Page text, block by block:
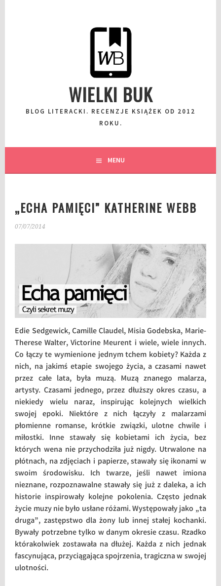
WIELKI BUK
BLOG LITERACKI. RECENZJE KSIĄŻEK OD 2012
ROKU.
MENU
„ECHA PAMIĘCI” KATHERINE WEBB
07/07/2014
Edie Sedgewick, Camille Claudel, Misia Godebska, Marie-
Therese Walter, Victorine Meurent i wiele, wiele innych.
Co łączy te wymienione jednym tchem kobiety? Każda z
nich, na jakimś etapie swojego życia, a czasami nawet
przez całe lata, była muzą. Muzą znanego malarza,
artysty. Czasami jednego, przez dłuższy okres czasu, a
niekiedy wielu naraz, inspirując kolejnych wielkich
swojej epoki. Niektóre z nich łączyły z malarzami
płomienne romanse, krótkie związki, ulotne chwile i
miłostki. Inne stawały się kobietami ich życia, bez
których wena nie przychodziła już nigdy. Utrwalone na
płótnach, na zdjęciach i papierze, stawały się ikonami w
swoim środowisku. Ich twarze, jeśli nawet imiona
nieznane, rozpoznawalne stawały się już z daleka, a ich
historie inspirowały kolejne pokolenia. Często jednak
życie muzy nie było usłane różami. Występowały jako „ta
druga”, zastępstwo dla żony lub innej stałej kochanki.
Bywały potrzebne tylko w danym okresie czasu. Rzadko
którakolwiek zostawała na dłużej. Każda z nich jednak
fascynująca, przyciągająca spojrzenia, tragiczna w swojej
ulotności.